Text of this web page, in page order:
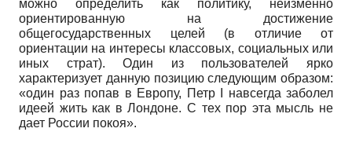
можно определить как политику, неизменно
ориентированную на достижение
общегосударственных целей (в отличие от
ориентации на интересы классовых, социальных или
иных страт). Один из пользователей ярко
характеризует данную позицию следующим образом:
«один раз попав в Европу, Петр
навсегда заболел
идеей жить как в Лондоне. С тех пор эта мысль не
дает России покоя».